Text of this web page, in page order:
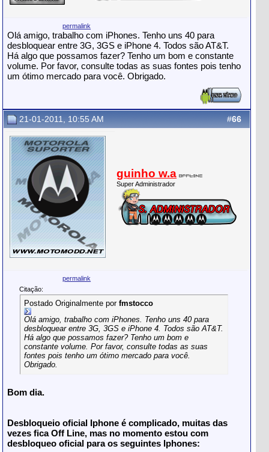
permalink
Olá amigo, trabalho com iPhones. Tenho uns 40 para
desbloquear entre 3G, 3GS e iPhone 4. Todos são AT&T.
Há algo que possamos fazer? Tenho um bom e constante
volume. Por favor, consulte todas as suas fontes pois tenho
um ótimo mercado para você. Obrigado.
#66
21-01-2011, 10:55 AM
guinho w.a
Super Administrador
permalink
Citação:
Postado Originalmente porfmstocco
Olá amigo, trabalho com iPhones. Tenho uns 40 para
desbloquear entre 3G, 3GS e iPhone 4. Todos são AT&T.
Há algo que possamos fazer? Tenho um bom e
constante volume. Por favor, consulte todas as suas
fontes pois tenho um ótimo mercado para você.
Obrigado.
Bom dia.
Desbloqueio oficial Iphone é complicado, muitas das
vezes fica Off Line, mas no momento estou com
desbloqueo oficial para os seguintes Iphones: